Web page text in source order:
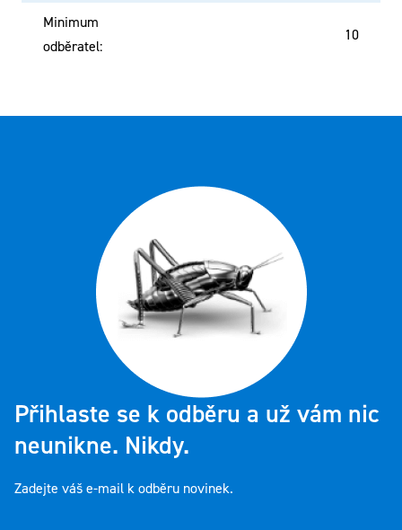
Minimum
odběratel:
10
Přihlaste se k odběru a už vám nic
neunikne. Nikdy.
Zadejte váš e-mail k odběru novinek.